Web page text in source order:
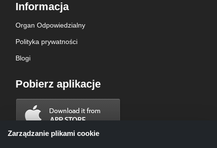
Informacja
Organ Odpowiedzialny
Polityka prywatności
Blogi
Pobierz aplikacje
Zarządzanie plikami cookie